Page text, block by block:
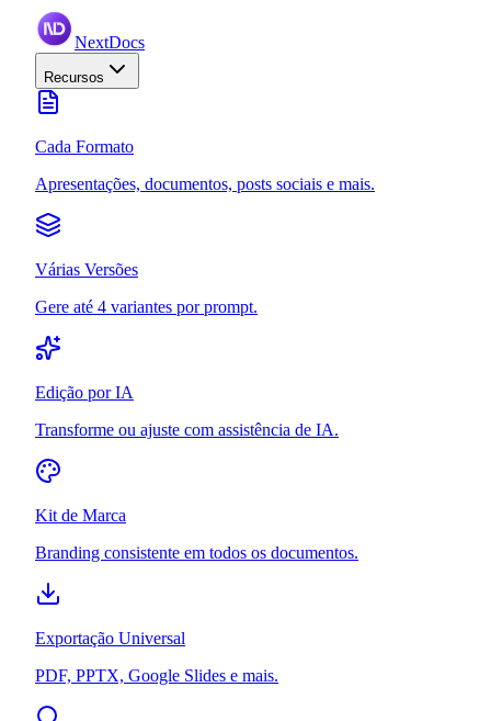
NextDocs
Recursos
Cada Formato
Apresentações, documentos, posts sociais e mais.
Várias Versões
Gere até 4 variantes por prompt.
Edição por IA
Transforme ou ajuste com assistência de IA.
Kit de Marca
Branding consistente em todos os documentos.
Exportação Universal
PDF, PPTX, Google Slides e mais.